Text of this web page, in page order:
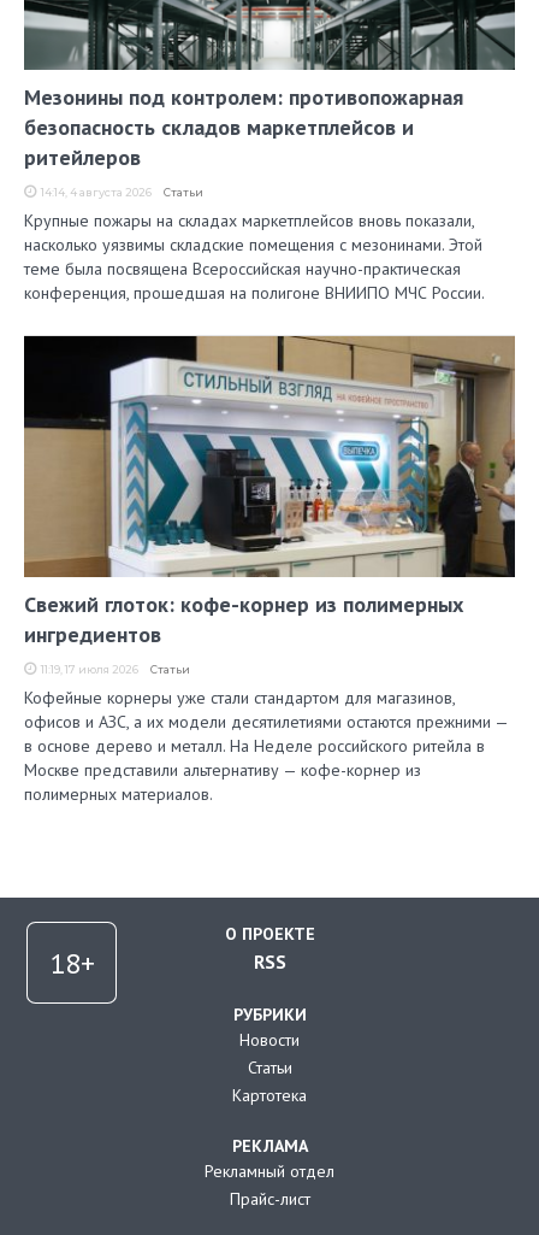
Мезонины под контролем: противопожарная
безопасность складов маркетплейсов и
ритейлеров
14:14, 4 августа 2026 Статьи
Крупные пожары на складах маркетплейсов вновь показали,
насколько уязвимы складские помещения с мезонинами. Этой
теме была посвящена Всероссийская научно-практическая
конференция, прошедшая на полигоне ВНИИПО МЧС России.
Свежий глоток: кофе-корнер из полимерных
ингредиентов
11:19, 17 июля 2026 Статьи
Кофейные корнеры уже стали стандартом для магазинов,
офисов и АЗС, а их модели десятилетиями остаются прежними —
в основе дерево и металл. На Неделе российского ритейла в
Москве представили альтернативу — кофе-корнер из
полимерных материалов.
О ПРОЕКТЕ
RSS
РУБРИКИ
Новости
Статьи
Картотека
РЕКЛАМА
Рекламный отдел
Прайс-лист